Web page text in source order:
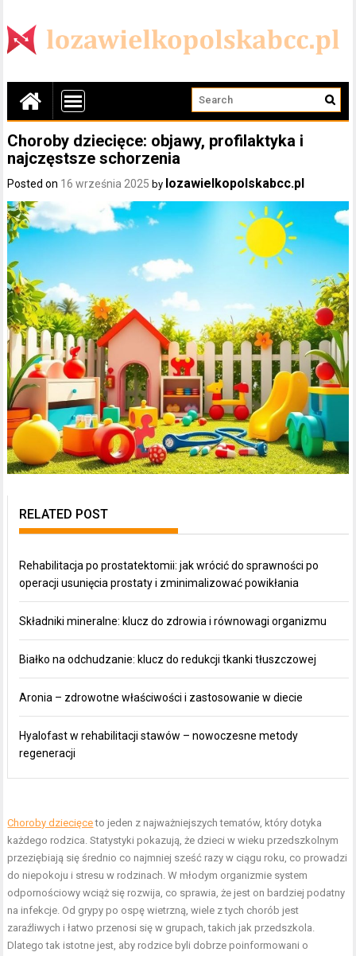
Choroby dziecięce: objawy, profilaktyka i
najczęstsze schorzenia
Posted on 16 września 2025 by lozawielkopolskabcc.pl
RELATED POST
Rehabilitacja po prostatektomii: jak wrócić do sprawności po
operacji usunięcia prostaty i zminimalizować powikłania
Składniki mineralne: klucz do zdrowia i równowagi organizmu
Białko na odchudzanie: klucz do redukcji tkanki tłuszczowej
Aronia – zdrowotne właściwości i zastosowanie w diecie
Hyalofast w rehabilitacji stawów – nowoczesne metody
regeneracji
Choroby dziecięceto jeden z najważniejszych tematów, który dotyka
każdego rodzica. Statystyki pokazują, że dzieci w wieku przedszkolnym
przeziębiają się średnio co najmniej sześć razy w ciągu roku, co prowadzi
do niepokoju i stresu w rodzinach. W młodym organizmie system
odpornościowy wciąż się rozwija, co sprawia, że jest on bardziej podatny
na infekcje. Od grypy po ospę wietrzną, wiele z tych chorób jest
zaraźliwych i łatwo przenosi się w grupach, takich jak przedszkola.
Dlatego tak istotne jest, aby rodzice byli dobrze poinformowani o